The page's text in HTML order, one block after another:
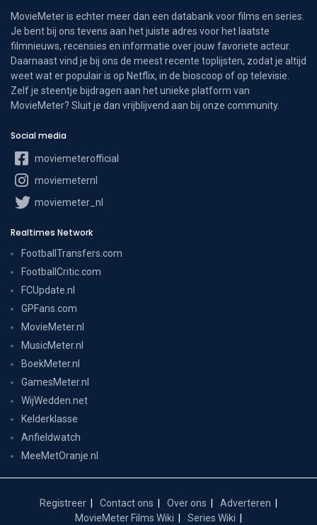
MovieMeter is echter meer dan een databank voor films en series.
Je bent bij ons tevens aan het juiste adres voor het laatste
filmnieuws, recensies en informatie over jouw favoriete acteur.
Daarnaast vind je bij ons de meest recente toplijsten, zodat je altijd
weet wat er populair is op Netflix, in de bioscoop of op televisie.
Zelf je steentje bijdragen aan het unieke platform van
MovieMeter? Sluit je dan vrijblijvend aan bij onze community.
Social media
moviemeterofficial
moviemeternl
moviemeter_nl
Realtimes Network
FootballTransfers.com
FootballCritic.com
FCUpdate.nl
GPFans.com
MovieMeter.nl
MusicMeter.nl
BoekMeter.nl
GamesMeter.nl
WijWedden.net
Kelderklasse
Anfieldwatch
MeeMetOranje.nl
Registreer Contact ons Over ons
Adverteren
MovieMeter Films Wiki
Series Wiki